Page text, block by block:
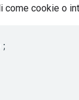
come cookie o